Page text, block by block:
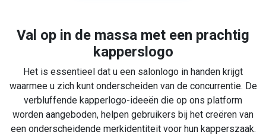
Val op in de massa met een prachtig
kapperslogo
Het is essentieel dat u een salonlogo in handen krijgt
waarmee u zich kunt onderscheiden van de concurrentie. De
verbluffende kapperlogo-ideeën die op ons platform
worden aangeboden, helpen gebruikers bij het creëren van
een onderscheidende merkidentiteit voor hun kapperszaak.